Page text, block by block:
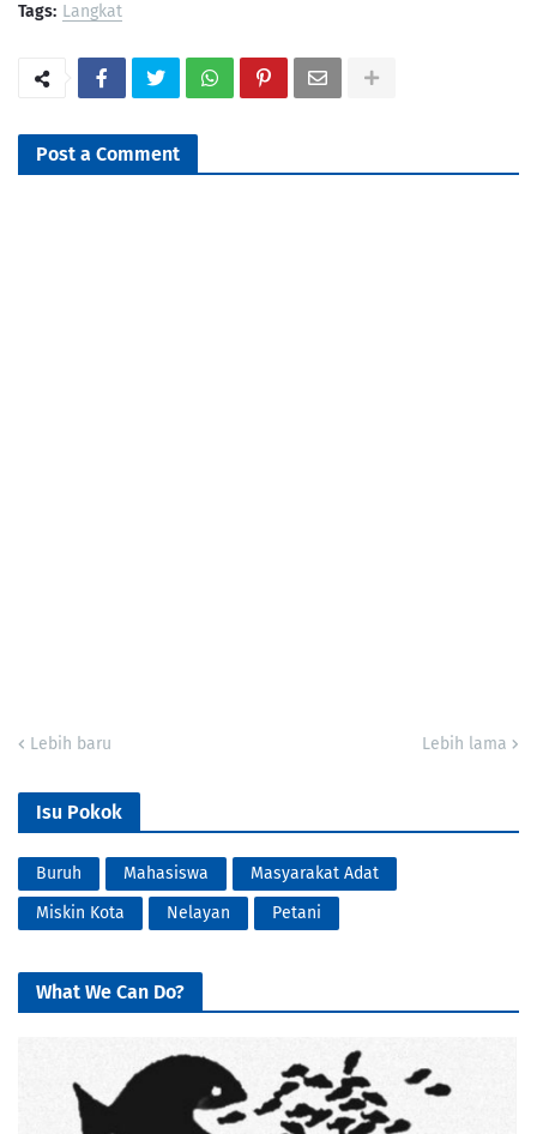
Tags: Langkat
Post a Comment
Lebih baru Lebih lama
Isu Pokok
Buruh Mahasiswa
Masyarakat Adat
Miskin Kota
Nelayan Petani
What We Can Do?